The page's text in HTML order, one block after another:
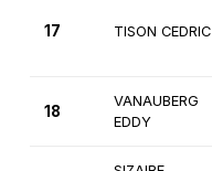
17 TISON CEDRIC
18
VANAUBERG
EDDY